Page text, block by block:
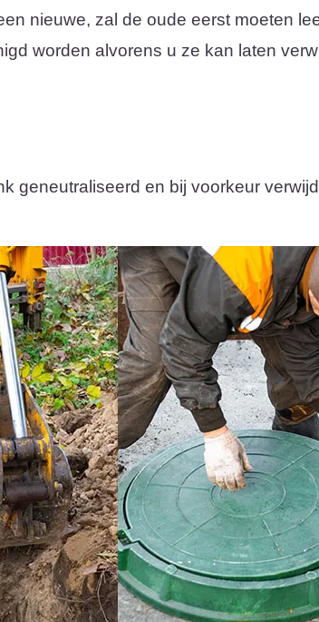
nieuwe, zal de oude eerst moeten
worden alvorens u ze kan laten
geneutraliseerd en bij voorkeur